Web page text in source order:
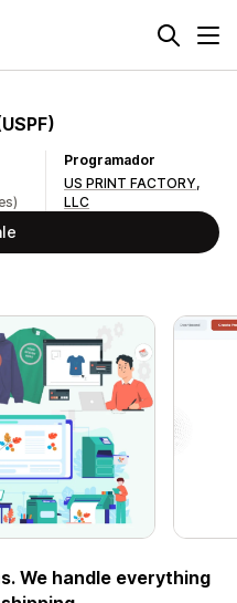
Programador
US PRINT FACTORY,
LLC
We handle everything